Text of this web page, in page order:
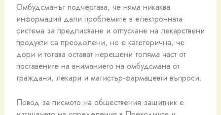
Омбудсманът подчертава, че няма никаква
информация дали проблемите в електронната
система за предписване и отпускане на лекарствени
продукти са преодолени, но е категорична, че
дори и тогава остават нерешени голяма част от
поставените на вниманието на омбудсмана от
граждани, лекари и магистър-фармацевти въпроси.
Повод за писмото на обществения защитник е